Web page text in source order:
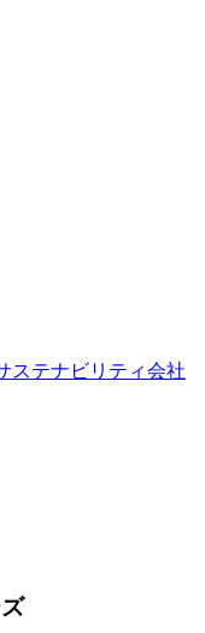
ステナビリティ会社